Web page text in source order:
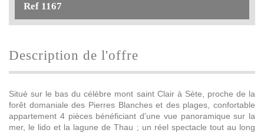
Ref 1167
description de l'offre
Situé sur le bas du célèbre mont saint Clair à Sète, proche de la
forêt domaniale des Pierres Blanches et des plages, confortable
appartement 4 pièces bénéficiant d'une vue panoramique sur la
mer, le lido et la lagune de Thau ; un réel spectacle tout au long